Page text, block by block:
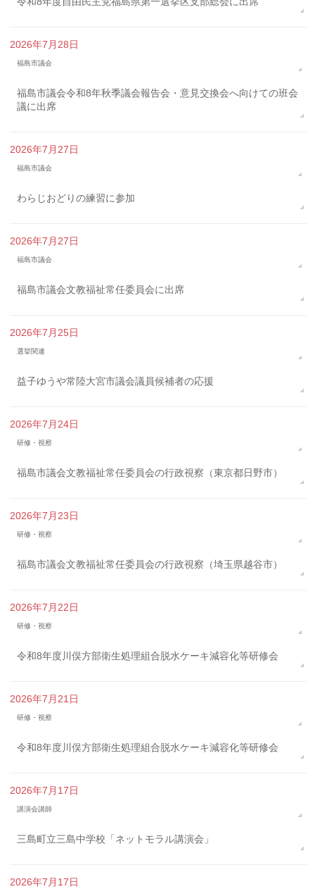
2026年7月28日
福島市議会
福島市議会令和8年秋季議会報告会・意見交換会へ向けての班会
議に出席
2026年7月27日
福島市議会
わらじおどりの練習に参加
2026年7月27日
福島市議会
福島市議会文教福祉常任委員会に出席
2026年7月25日
選挙関連
益子ゆうや常陸大宮市議会議員候補者の応援
2026年7月24日
研修・視察
福島市議会文教福祉常任委員会の行政視察（東京都日野市）
2026年7月23日
研修・視察
福島市議会文教福祉常任委員会の行政視察（埼玉県越谷市）
2026年7月22日
研修・視察
令和8年度川俣方部衛生処理組合脱水ケーキ減容化等研修会
2026年7月21日
研修・視察
令和8年度川俣方部衛生処理組合脱水ケーキ減容化等研修会
2026年7月17日
講演会講師
三島町立三島中学校「ネットモラル講演会」
2026年7月17日